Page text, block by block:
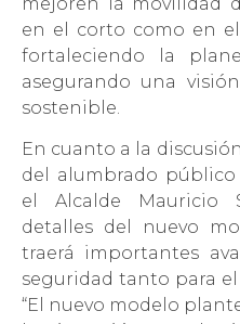
en el corto como en
fortaleciendo la
asegurando una
sostenible.
En cuanto a la
del alumbrado
el Alcalde Mauricio
detalles del nuevo
traerá importantes
seguridad tanto para
“El nuevo modelo